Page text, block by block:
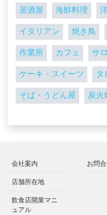
居酒屋 海鮮料理
イタリアン 焼き鳥
作業所 カフェ サ
ケーキ・スイーツ タ
そば・うどん屋 炭火
会社案内
店舗所在地
飲食店開業マニ
ュアル
お問